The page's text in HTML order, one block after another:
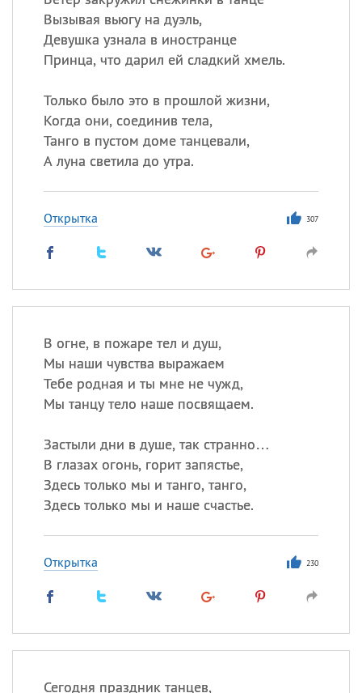
Вызывая вьюгу на дуэль,
Девушка узнала в иностранце
Принца, что дарил ей сладкий хмель.
Только было это в прошлой жизни,
Когда они, соединив тела,
Танго в пустом доме танцевали,
А луна светила до утра.
Открытка 307
В огне, в пожаре тел и душ,
Мы наши чувства выражаем
Тебе родная и ты мне не чужд,
Мы танцу тело наше посвящаем.
Застыли дни в душе, так странно…
В глазах огонь, горит запястье,
Здесь только мы и танго, танго,
Здесь только мы и наше счастье.
Открытка 230
Сегодня праздник танцев,